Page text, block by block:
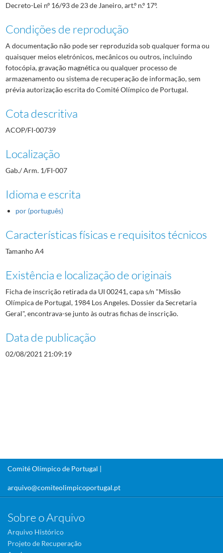
Decreto-Lei nº 16/93 de 23 de Janeiro, art.º n.º 17º.
Condições de reprodução
A documentação não pode ser reproduzida sob qualquer forma ou
quaisquer meios eletrónicos, mecânicos ou outros, incluindo
fotocópia, gravação magnética ou qualquer processo de
armazenamento ou sistema de recuperação de informação, sem
prévia autorização escrita do Comité Olímpico de Portugal.
Cota descritiva
ACOP/FI-00739
Localização
Gab./ Arm. 1/FI-007
Idioma e escrita
por (português)
Características físicas e requisitos técnicos
Tamanho A4
Existência e localização de originais
Ficha de inscrição retirada da UI 00241, capa s/n "Missão
Olímpica de Portugal, 1984 Los Angeles. Dossier da Secretaria
Geral", encontrava-se junto às outras fichas de inscrição.
Data de publicação
02/08/2021 21:09:19
Comité Olímpico de Portugal |
arquivo@comiteolimpicoportugal.pt
Sobre o Arquivo
Arquivo Histórico
Projeto de Recuperação